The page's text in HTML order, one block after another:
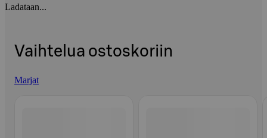
Ladataan...
Vaihtelua ostoskoriin
Marjat